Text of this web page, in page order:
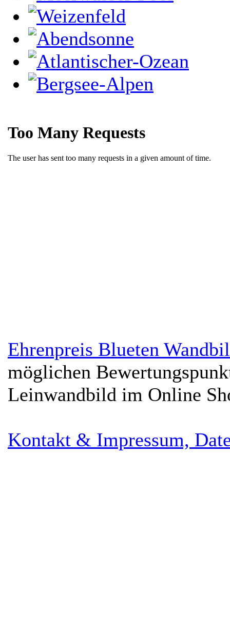
Ehrenpreis Blueten
möglichen
Leinwandbild im Online
Kontakt & Impressum,